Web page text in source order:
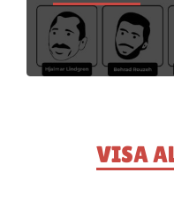
VISA